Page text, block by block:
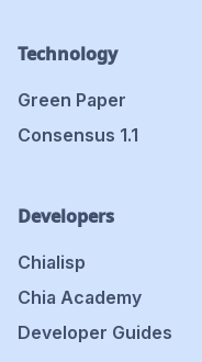
Technology
Green Paper
Consensus 1.1
Developers
Chialisp
Chia Academy
Developer Guides